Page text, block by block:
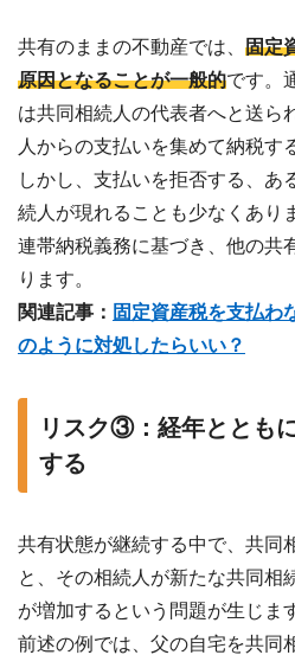
共有のままの不動産では、 固定
原因となることが一般的です。
は共同相続人の代表者へと送ら
人からの支払いを集めて納税す
しかし、支払いを拒否する、あ
続人が現れることも少なくあり
連帯納税義務に基づき、他の共
ります。
関連記事： 固定資産税を支払わ
のように対処したらいい？
リスク③：経年ととも
する
共有状態が継続する中で、共同
と、その相続人が新たな共同相
が増加するという問題が生じま
前述の例では、父の自宅を共同